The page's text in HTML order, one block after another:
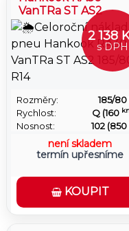
VanTRa ST AS2
2 138
s DPH
Rozměry:
185/80
Rychlost:
Q (160
Nosnost:
102
není skladem
termín upřesníme
KOUPIT